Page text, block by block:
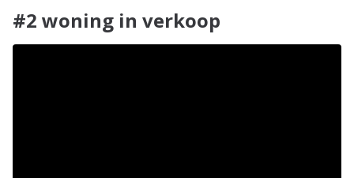
#2 woning in verkoop